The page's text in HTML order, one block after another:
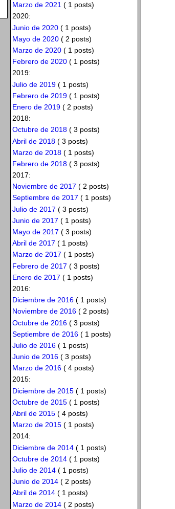
Marzo de 2021( 1 posts)
2020:
Junio de 2020( 1 posts)
Mayo de 2020( 2 posts)
Marzo de 2020( 1 posts)
Febrero de 2020( 1 posts)
2019:
Julio de 2019( 1 posts)
Febrero de 2019( 1 posts)
Enero de 2019( 2 posts)
2018:
Octubre de 2018( 3 posts)
Abril de 2018( 3 posts)
Marzo de 2018( 1 posts)
Febrero de 2018( 3 posts)
2017:
Noviembre de 2017 ( 2 posts)
Septiembre de 2017 ( 1 posts)
Julio de 2017 ( 3 posts)
Junio de 2017 ( 1 posts)
Mayo de 2017 ( 3 posts)
Abril de 2017 ( 1 posts)
Marzo de 2017 ( 1 posts)
Febrero de 2017 ( 3 posts)
Enero de 2017 ( 1 posts)
2016:
Diciembre de 2016( 1 posts)
Noviembre de 2016( 2 posts)
Octubre de 2016( 3 posts)
Septiembre de 2016( 1 posts)
Julio de 2016( 1 posts)
Junio de 2016( 3 posts)
Marzo de 2016( 4 posts)
2015:
Diciembre de 2015( 1 posts)
Octubre de 2015( 1 posts)
Abril de 2015( 4 posts)
Marzo de 2015( 1 posts)
2014:
Diciembre de 2014( 1 posts)
Octubre de 2014( 1 posts)
Julio de 2014( 1 posts)
Junio de 2014( 2 posts)
Abril de 2014( 1 posts)
Marzo de 2014( 2 posts)